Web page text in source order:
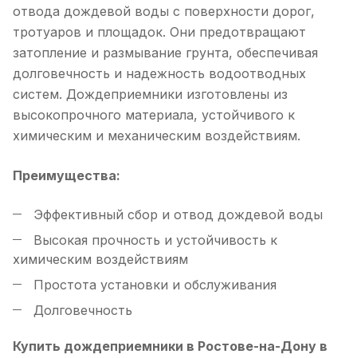
отвода дождевой воды с поверхности дорог,
тротуаров и площадок. Они предотвращают
затопление и размывание грунта, обеспечивая
долговечность и надежность водоотводных
систем. Дождеприемники изготовлены из
высокопрочного материала, устойчивого к
химическим и механическим воздействиям.
Преимущества:
Эффективный сбор и отвод дождевой воды
Высокая прочность и устойчивость к
химическим воздействиям
Простота установки и обслуживания
Долговечность
Купить дождеприемники в Ростове-на-Дону в